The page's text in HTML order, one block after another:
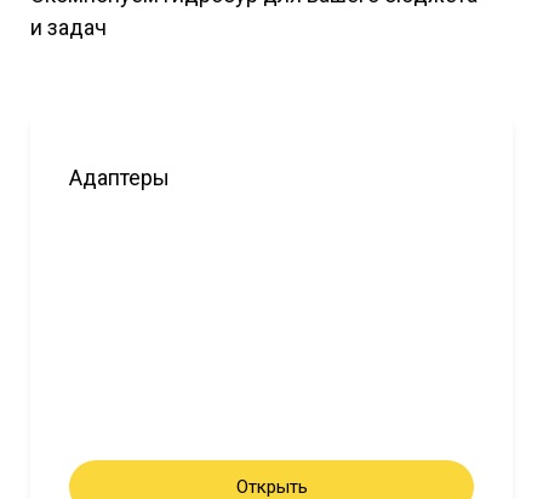
и задач
Адаптеры
Открыть